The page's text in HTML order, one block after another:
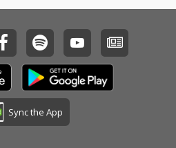
Sync the App